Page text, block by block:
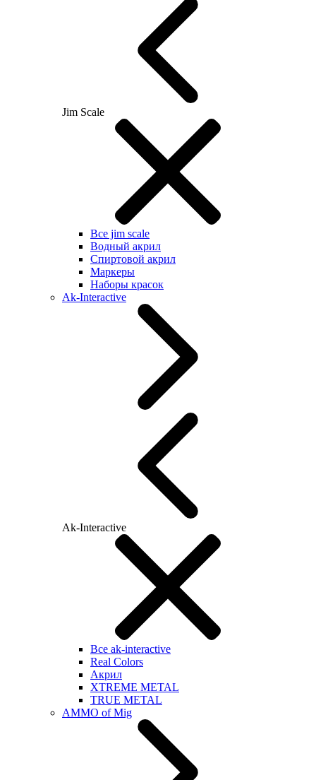
Jim Scale
Все jim scale
Водный акрил
Спиртовой акрил
Маркеры
Наборы красок
Ak-Interactive
Ak-Interactive
Все ak-interactive
Real Colors
Акрил
XTREME METAL
TRUE METAL
AMMO of Mig